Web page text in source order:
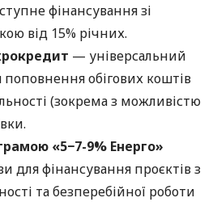
фінансування зі
від 15% річних.
— універсальний
обігових коштів
(зокрема з можливістю
«5−7-9% Енерго»
для фінансування проєктів з
та безперебійної роботи